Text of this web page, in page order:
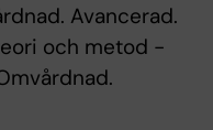
Avancerad.
och metod -